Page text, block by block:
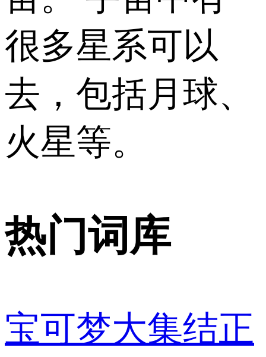
很多星系可以
去，包括月球、
火星等。
热门词库
宝可梦大集结正